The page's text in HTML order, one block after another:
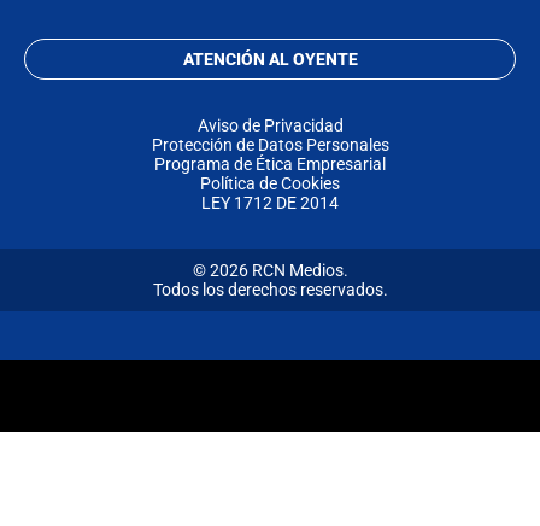
ATENCIÓN AL OYENTE
Aviso de Privacidad
Protección de Datos Personales
Programa de Ética Empresarial
Política de Cookies
LEY 1712 DE 2014
© 2026 RCN Medios.
Todos los derechos reservados.